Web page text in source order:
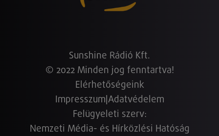
Sunshine Rádió Kft.
© 2022 Minden jog fenntartva!
Elérhetőségeink
Impresszum Adatvédelem
Felügyeleti szerv:
Nemzeti Média- és Hírközlési Hatóság